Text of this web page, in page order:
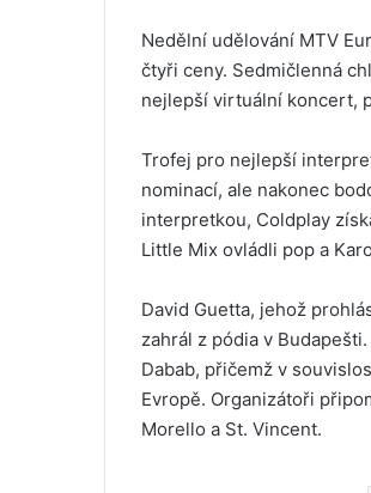
Nedělní udělování MTV
čtyři ceny. Sedmičlenná
nejlepší virtuální koncert,
Trofej pro nejlepší
nominací, ale nakonec
interpretkou, Coldplay
Little Mix ovládli pop a
David Guetta, jehož
zahrál z pódia v
Dabab, přičemž v
Evropě. Organizátoři
Morello a St. Vincent.